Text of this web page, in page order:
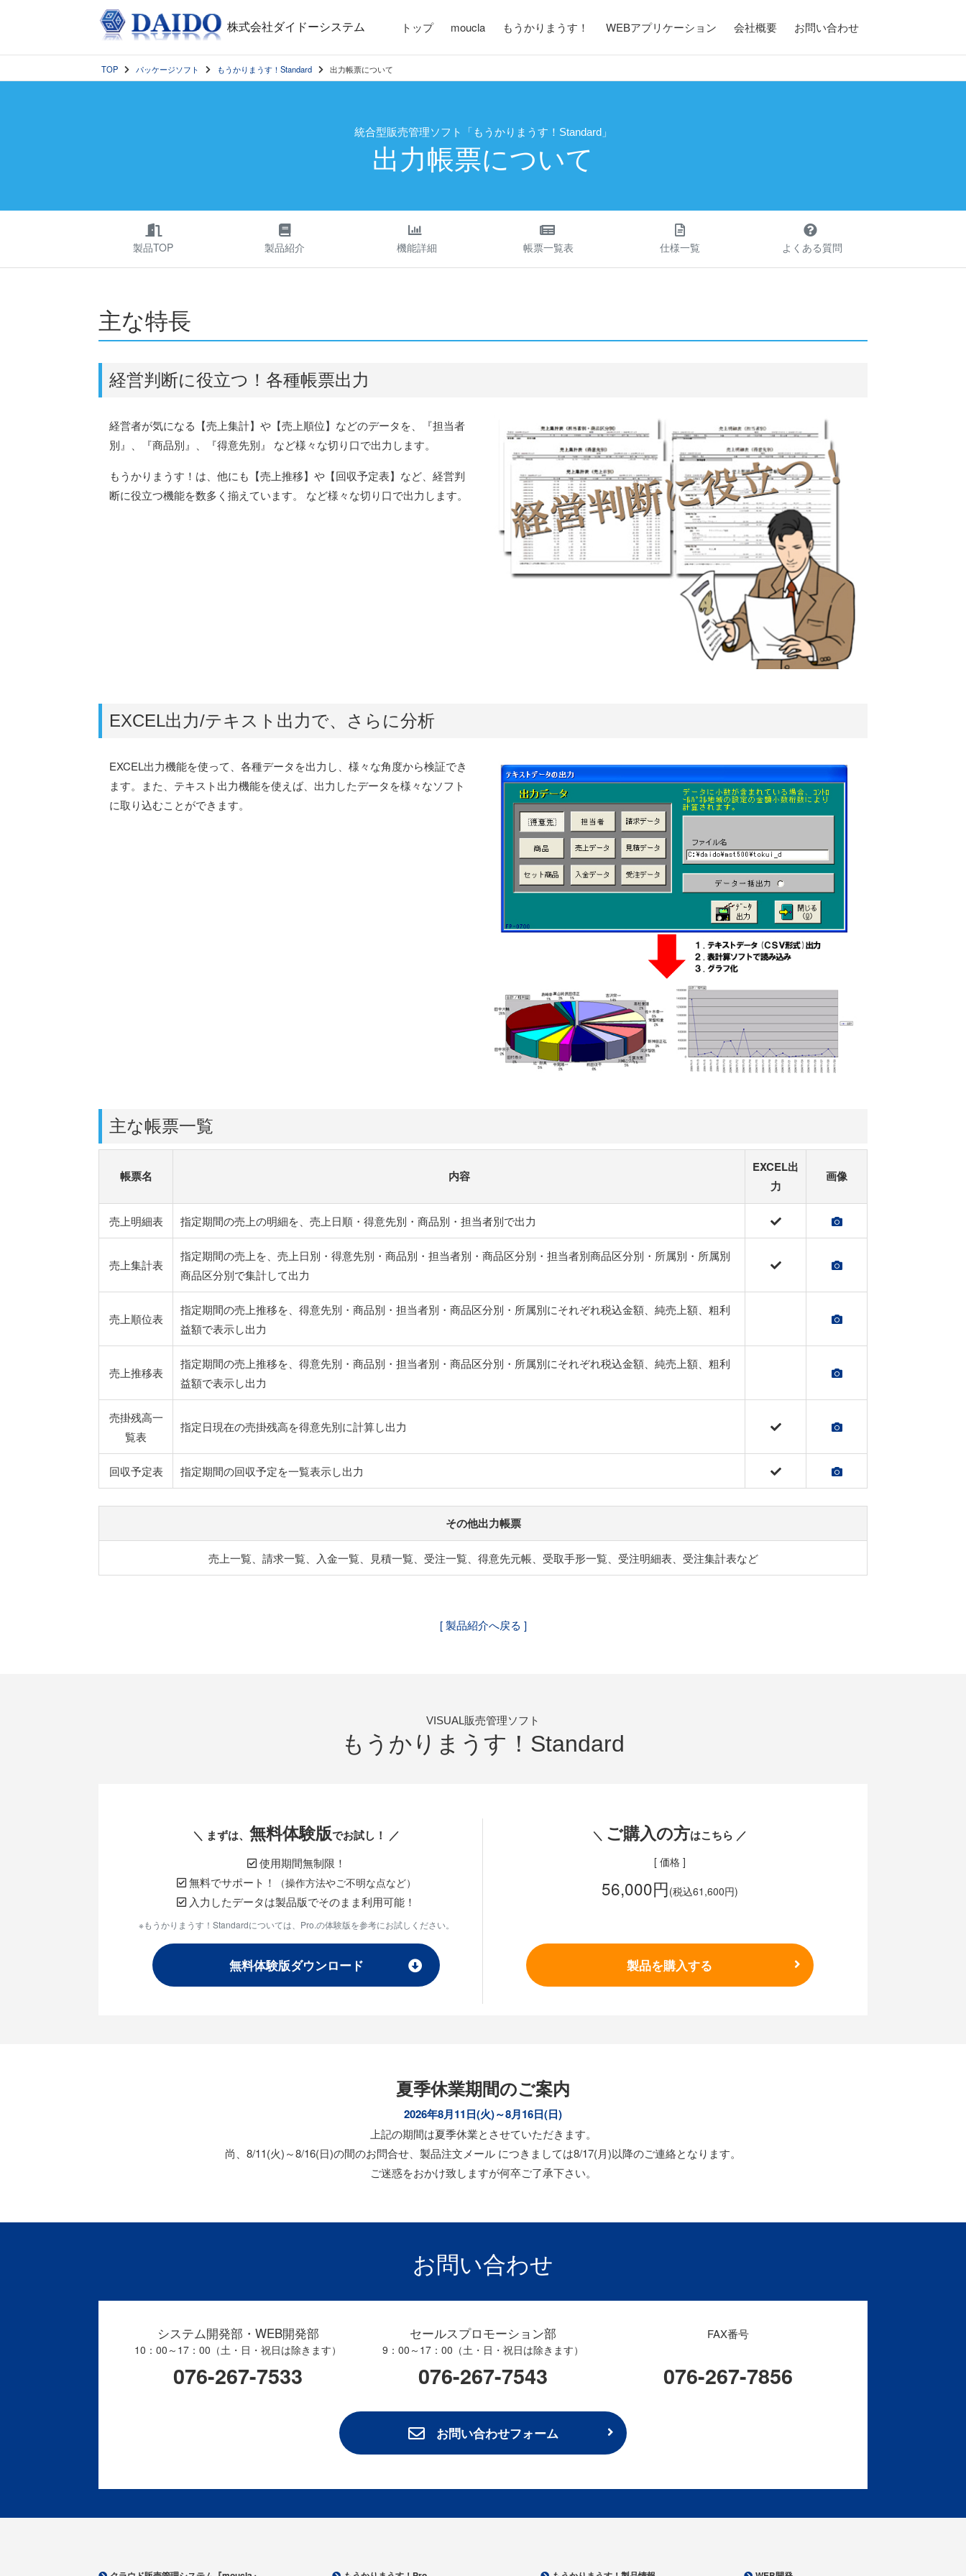
株式会社ダイドーシステム トップ moucla もうかりまうす！ WEBアプリケーション 会社概要 お問い合わせ
TOP パッケージソフト もうかりまうす！Standard 出力帳票について
統合型販売管理ソフト「もうかりまうす！Standard」
出力帳票について
製品TOP 製品紹介 機能詳細 帳票一覧表 仕様一覧 よくある質問
主な特長
経営判断に役立つ！各種帳票出力
経営者が気になる【売上集計】や【売上順位】などのデータを、『担当者
別』、『商品別』、『得意先別』 など様々な切り口で出力します。
もうかりまうす！は、他にも【売上推移】や【回収予定表】など、経営判
断に役立つ機能を数多く揃えています。 など様々な切り口で出力します。
EXCEL出力/テキスト出力で、さらに分析
EXCEL出力機能を使って、各種データを出力し、様々な角度から検証でき
ます。また、テキスト出力機能を使えば、出力したデータを様々なソフト
に取り込むことができます。
主な帳票一覧
帳票名 内容
EXCEL出
力
画像
売上明細表 指定期間の売上の明細を、売上日順・得意先別・商品別・担当者別で出力
売上集計表
指定期間の売上を、売上日別・得意先別・商品別・担当者別・商品区分別・担当者別商品区分別・所属別・所属別
商品区分別で集計して出力
売上順位表
指定期間の売上推移を、得意先別・商品別・担当者別・商品区分別・所属別にそれぞれ税込金額、純売上額、粗利
益額で表示し出力
売上推移表
指定期間の売上推移を、得意先別・商品別・担当者別・商品区分別・所属別にそれぞれ税込金額、純売上額、粗利
益額で表示し出力
売掛残高一
覧表
指定日現在の売掛残高を得意先別に計算し出力
回収予定表 指定期間の回収予定を一覧表示し出力
その他出力帳票
売上一覧、請求一覧、入金一覧、見積一覧、受注一覧、得意先元帳、受取手形一覧、受注明細表、受注集計表など
[ 製品紹介へ戻る ]
VISUAL販売管理ソフト
もうかりまうす！Standard
＼ まずは、 無料体験版でお試し！ ／
使用期間無制限！
無料でサポート！
（操作方法やご不明な点など）
入力したデータは製品版でそのまま利用可能！
※もうかりまうす！Standardについては、Pro.の体験版を参考にお試しください。
無料体験版ダウンロード
＼ ご購入の方はこちら ／
[ 価格 ]
56,000円(税込61,600円)
製品を購入する
夏季休業期間のご案内
2026年8月11日(火)～8月16日(日)
上記の期間は夏季休業とさせていただきます。
尚、8/11(火)～8/16(日)の間のお問合せ、製品注文メール につきましては8/17(月)以降のご連絡となります。
ご迷惑をおかけ致しますが何卒ご了承下さい。
お問い合わせ
システム開発部・WEB開発部
10：00～17：00（土・日・祝日は除きます）
076-267-7533
セールスプロモーション部
9：00～17：00（土・日・祝日は除きます）
076-267-7543
FAX番号
076-267-7856
お問い合わせフォーム